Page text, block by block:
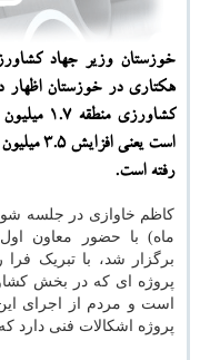
هکتاری در خوزستان اظهار
است
رفته است.
کاظم خاوازی در جلسه
ماه) با حضور معاون
برگزار شد، با تبریک
است و مردم از اجرای
پروژه اشکالات فنی دارد